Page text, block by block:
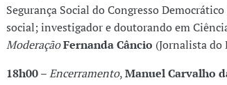
Segurança Social do Congresso
social; investigador e doutorando em
ModeraçãoFernanda Câncio (Jornalista
18h00–Encerramento,Manuel Carvalho